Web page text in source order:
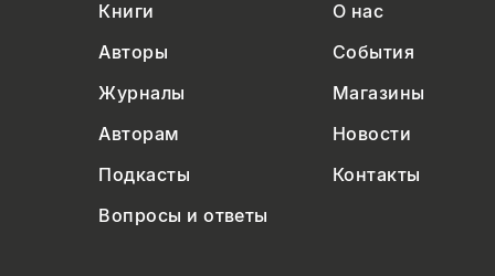
Книги
О нас
Авторы
События
Журналы
Магазины
Авторам
Новости
Подкасты
Контакты
Вопросы и ответы